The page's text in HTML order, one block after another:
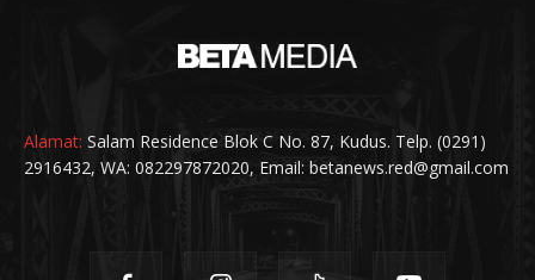
Alamat: Salam Residence Blok C No. 87, Kudus. Telp. (0291)
2916432, WA: 082297872020, Email: betanews.red@gmail.com